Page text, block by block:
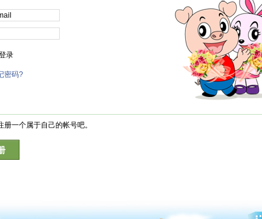
录
密码?
一个属于自己的帐号吧。